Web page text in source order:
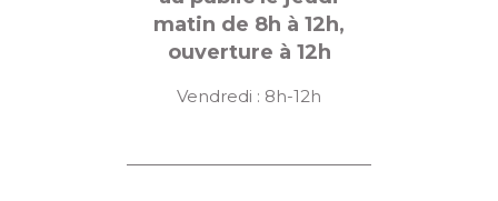
matin de 8h à 12h,
ouverture à 12h
Vendredi : 8h-12h